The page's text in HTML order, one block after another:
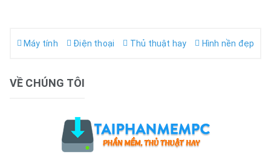
Máy tính Điện thoại Thủ thuật hay Hình nền đẹp
VỀ CHÚNG TÔI